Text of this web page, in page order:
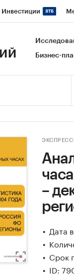
Инвестиции
рейтинги
Бизнес-
–
Дата
Срок
ID: